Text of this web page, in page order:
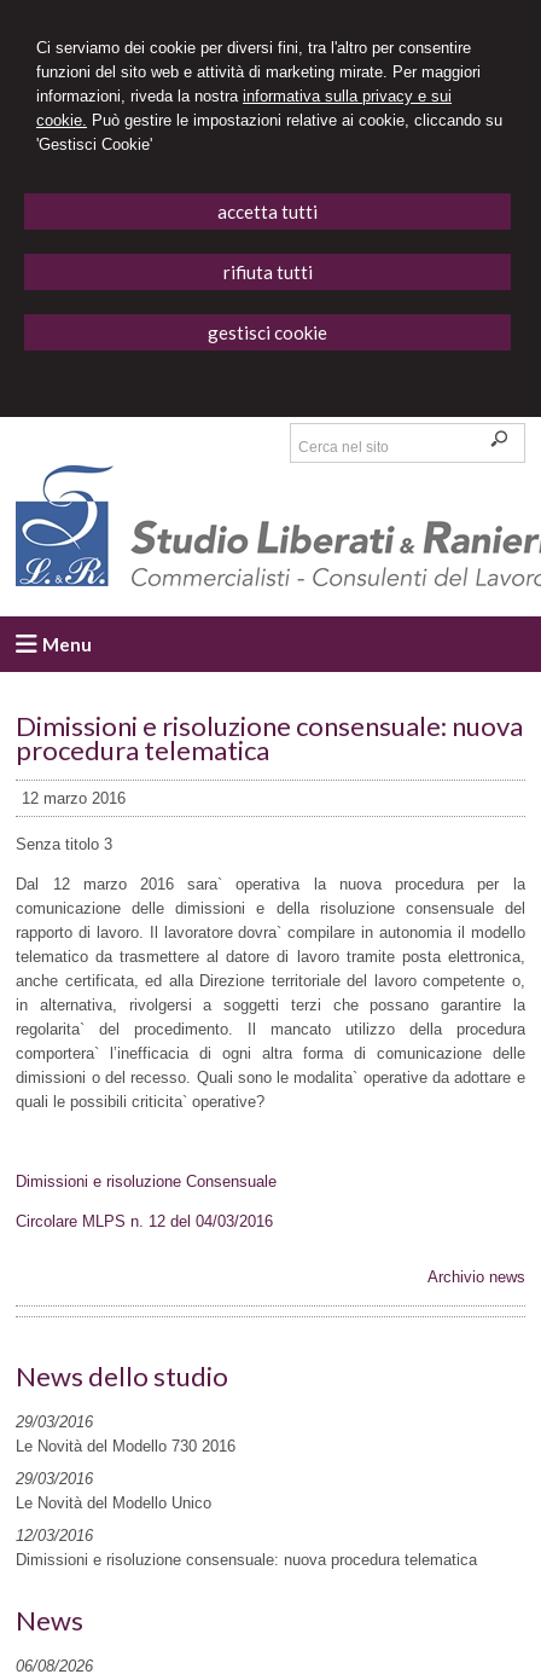
Ci serviamo dei cookie per diversi fini, tra l'altro per consentire
funzioni del sito web e attività di marketing mirate. Per maggiori
informazioni, riveda la nostra informativa sulla privacy e sui
cookie. Può gestire le impostazioni relative ai cookie, cliccando su
'Gestisci Cookie'
accetta tutti
rifiuta tutti
gestisci cookie
Menu
Dimissioni e risoluzione consensuale: nuova
procedura telematica
12 marzo 2016
Senza titolo 3
Dal 12 marzo 2016 sara` operativa la nuova procedura per la
comunicazione delle dimissioni e della risoluzione consensuale del
rapporto di lavoro. Il lavoratore dovra` compilare in autonomia il modello
telematico da trasmettere al datore di lavoro tramite posta elettronica,
anche certificata, ed alla Direzione territoriale del lavoro competente o,
in alternativa, rivolgersi a soggetti terzi che possano garantire la
regolarita` del procedimento. Il mancato utilizzo della procedura
comportera` l’inefficacia di ogni altra forma di comunicazione delle
dimissioni o del recesso. Quali sono le modalita` operative da adottare e
quali le possibili criticita` operative?
Dimissioni e risoluzione Consensuale
Circolare MLPS n. 12 del 04/03/2016
Archivio news
News dello studio
29/03/2016
Le Novità del Modello 730 2016
29/03/2016
Le Novità del Modello Unico
12/03/2016
Dimissioni e risoluzione consensuale: nuova procedura telematica
News
06/08/2026